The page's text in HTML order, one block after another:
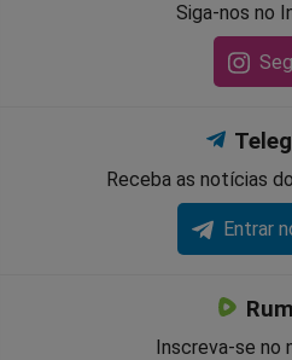
Siga-nos no
Receba as notícias
Entrar
Inscreva-se no